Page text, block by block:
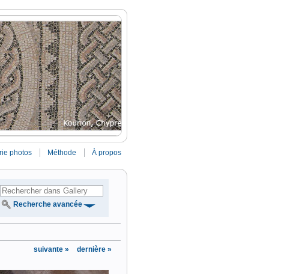
photos Méthode À propos
Recherche avancée
suivante » dernière »